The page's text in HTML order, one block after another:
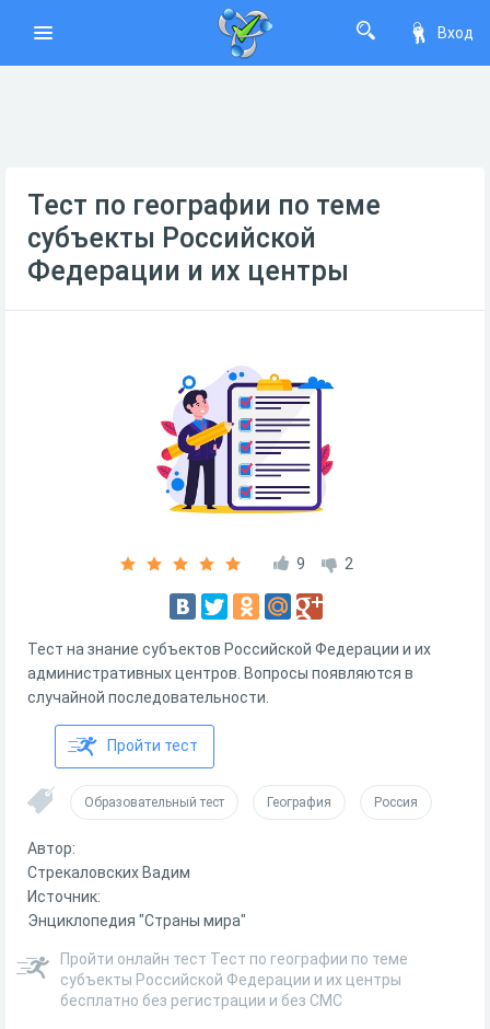
Вход
Тест по географии по теме
субъекты Российской
Федерации и их центры
9 2
Тест на знание субъектов Российской Федерации и их
административных центров. Вопросы появляются в
случайной последовательности.
Пройти тест
Образовательный тест География Россия
Автор:
Стрекаловских Вадим
Источник:
Энциклопедия "Страны мира"
Пройти онлайн тест Тест по географии по теме
субъекты Российской Федерации и их центры
бесплатно без регистрации и без СМС